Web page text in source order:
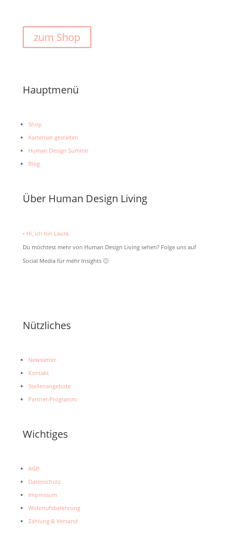
zum Shop
Hauptmenü
Shop
Kartenset gestalten
Human Design Summit
Blog
Über Human Design Living
• Hi, ich bin Laura
Du möchtest mehr von Human Design Living sehen? Folge uns auf
Social Media für mehr Insights 🙂
Nützliches
Newsletter
Kontakt
Stellenangebote
Partner-Programm
Wichtiges
AGB
Datenschutz
Impressum
Widerrufsbelehrung
Zahlung & Versand